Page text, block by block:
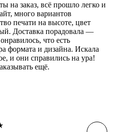
на заказ, всё прошло легко и
много вариантов
печати на высоте, цвет
Доставка порадовала —
что есть
формата и дизайна. Искала
и они справились на ура!
ещё.